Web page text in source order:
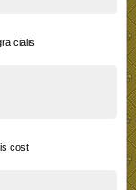
cialis
cost